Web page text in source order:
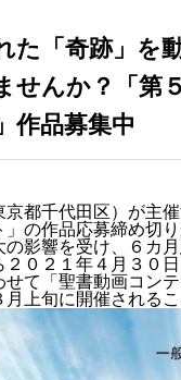
た「奇跡」を
せんか？「第
作品募集中
京都千代田区）が主
」の作品応募締め切
の影響を受け、６カ
２０２１年４月３０
せて「聖書動画コン
月上旬に開催されるこ